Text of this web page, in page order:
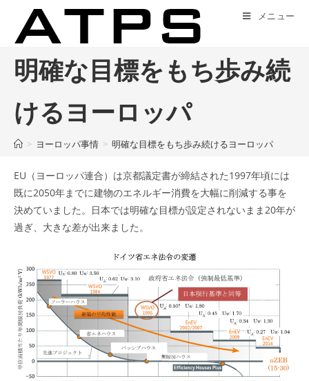
メニュー
明確な目標をもち歩み続
けるヨーロッパ
> ヨーロッパ事情 > 明確な目標をもち歩み続けるヨーロッパ
EU（ヨーロッパ連合）は京都議定書が締結された1997年頃には
既に2050年までに建物のエネルギー消費を大幅に削減する事を
決めていました。日本では明確な目標が設定されないまま20年が
過ぎ、大きな差が出来ました。